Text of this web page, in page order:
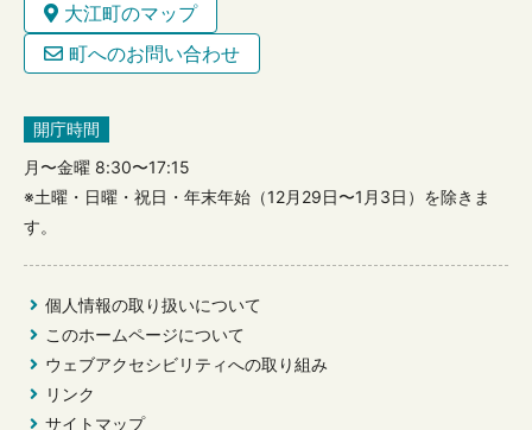
大江町のマップ
町へのお問い合わせ
開庁時間
月〜金曜 8:30〜17:15
※土曜・日曜・祝日・年末年始（12月29日〜1月3日）を除きま
す。
個人情報の取り扱いについて
このホームページについて
ウェブアクセシビリティへの取り組み
リンク
サイトマップ